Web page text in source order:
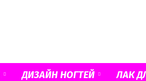
Французский
ДИЗАЙН НОГТЕЙ ЛАК